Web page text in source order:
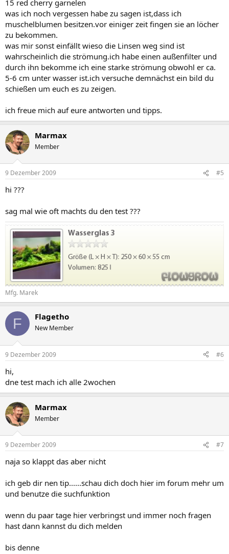
15 red cherry garnelen
was ich noch vergessen habe zu sagen ist,dass ich
muschelblumen besitzen.vor einiger zeit fingen sie an löcher
zu bekommen.
was mir sonst einfällt wieso die Linsen weg sind ist
wahrscheinlich die strömung.ich habe einen außenfilter und
durch ihn bekomme ich eine starke strömung obwohl er ca.
5-6 cm unter wasser ist.ich versuche demnächst ein bild du
schießen um euch es zu zeigen.
ich freue mich auf eure antworten und tipps.
Marmax
Member
9 Dezember 2009 #5
hi ???
sag mal wie oft machts du den test ???
Mfg. Marek
F Flagetho
New Member
9 Dezember 2009 #6
hi,
dne test mach ich alle 2wochen
Marmax
Member
9 Dezember 2009 #7
naja so klappt das aber nicht
ich geb dir nen tip......schau dich doch hier im forum mehr um
und benutze die suchfunktion
wenn du paar tage hier verbringst und immer noch fragen
hast dann kannst du dich melden
bis denne